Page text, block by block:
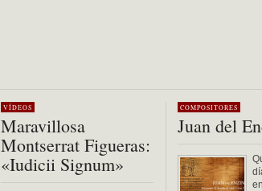
VÍDEOS
Maravillosa
Montserrat Figueras:
«Iudicii Signum»
COMPOSITORES
Juan del